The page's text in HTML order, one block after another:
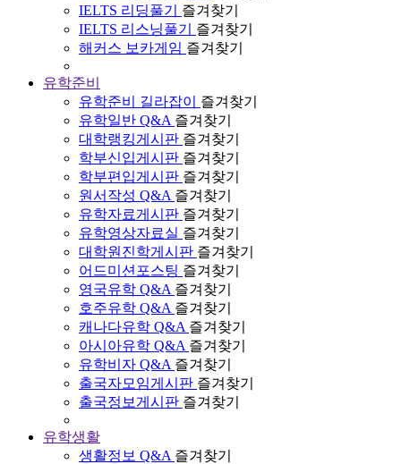
IELTS 리딩풀기
즐겨찾기
IELTS 리스닝풀기
즐겨찾기
해커스 보카게임 즐겨찾기
유학준비
유학준비 길라잡이
즐겨찾기
유학일반 Q&A 즐겨찾기
대학랭킹게시판 즐겨찾기
학부신입게시판 즐겨찾기
학부편입게시판 즐겨찾기
원서작성 Q&A 즐겨찾기
유학자료게시판 즐겨찾기
유학영상자료실 즐겨찾기
대학원진학게시판 즐겨찾기
어드미션포스팅 즐겨찾기
영국유학 Q&A 즐겨찾기
호주유학 Q&A 즐겨찾기
캐나다유학 Q&A 즐겨찾기
아시아유학 Q&A 즐겨찾기
유학비자 Q&A 즐겨찾기
출국자모임게시판 즐겨찾기
출국정보게시판 즐겨찾기
유학생활
생활정보 Q&A 즐겨찾기